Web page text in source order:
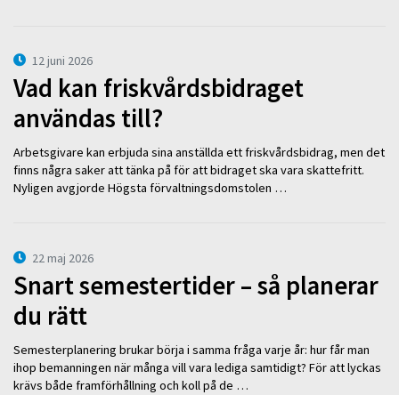
12 juni 2026
Vad kan friskvårdsbidraget
användas till?
Arbetsgivare kan erbjuda sina anställda ett friskvårdsbidrag, men det
finns några saker att tänka på för att bidraget ska vara skattefritt.
Nyligen avgjorde Högsta förvaltningsdomstolen …
22 maj 2026
Snart semestertider – så planerar
du rätt
Semesterplanering brukar börja i samma fråga varje år: hur får man
ihop bemanningen när många vill vara lediga samtidigt? För att lyckas
krävs både framförhållning och koll på de …